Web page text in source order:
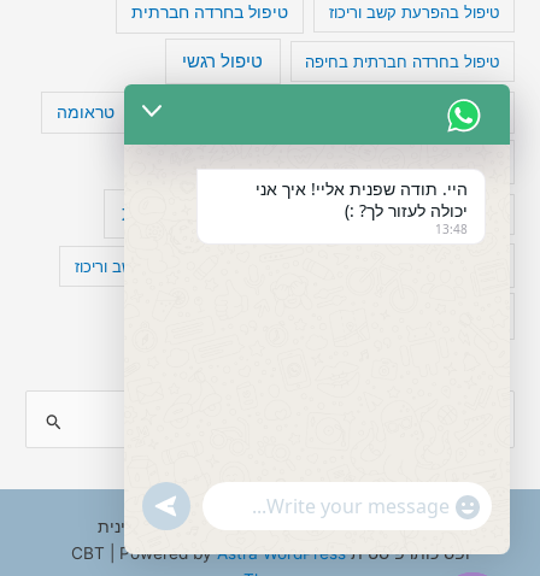
טיפול בהפרעת קשב וריכוז טיפול בחרדה חברתית
טיפול בחרדה חברתית בחיפה טיפול רגשי
טיפול תרופתי להפרעת קשב טעויות חשיבה טראומה
מפורסמים עם הפרעת קשב עיצות
קומורבידיות להפרעת קשב וריכוז
a
c
Copyright © 2026 ענבל טננבאום - עו"ס קלינית
ופסיכותרפיסטית CBT | Powered byAstra WordPress
היי. תודה שפנית אליי! איך אני
יכולה לעזור לך? :)
13:48
"+chaty_settings.lang.emoji_picker+"
WhatsApp
undefined